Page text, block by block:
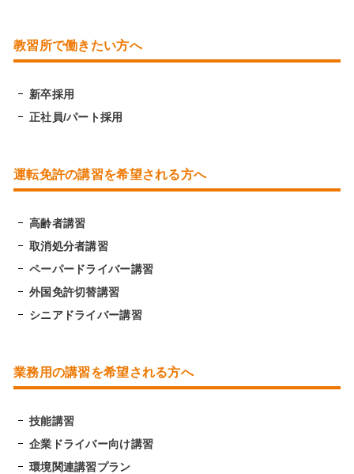
教習所で働きたい方へ
新卒採用
正社員/パート採用
運転免許の講習を希望される方へ
高齢者講習
取消処分者講習
ペーパードライバー講習
外国免許切替講習
シニアドライバー講習
業務用の講習を希望される方へ
技能講習
企業ドライバー向け講習
環境関連講習プラン